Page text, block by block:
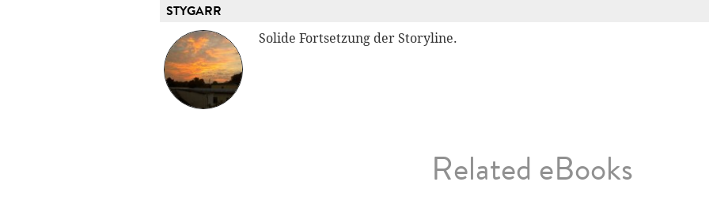
STYGARR
Solide Fortsetzung der Storyline.
Related eBooks